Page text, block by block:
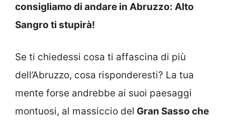
consigliamo di andare in Abruzzo: Alto
Sangro ti stupirà!
Se ti chiedessi cosa ti affascina di più
dell’Abruzzo, cosa risponderesti? La tua
mente forse andrebbe ai suoi paesaggi
montuosi, al massiccio del Gran Sasso che